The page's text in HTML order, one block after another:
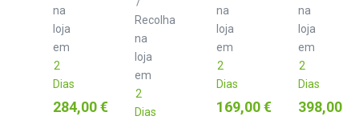
na
loja
em
2
Dias
Preço
284,00 €
Recolha
na
loja
em
2
Dias
na
loja
em
2
Dias
Preço
169,00 €
na
loja
em
2
Dias
Preço
398,00 €